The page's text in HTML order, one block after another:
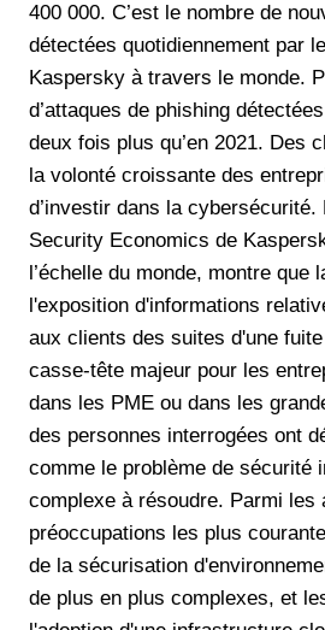
400 000. C’est le nombre de
détectées quotidiennement par
Kaspersky à travers le monde.
d’attaques de phishing
deux fois plus qu’en 2021. Des
la volonté croissante des
d’investir dans la cybersécurité.
Security Economics de
l’échelle du monde, montre que
l'exposition d'informations
aux clients des suites d'une
casse-tête majeur pour les
dans les PME ou dans les
des personnes interrogées ont
comme le problème de sécurité
complexe à résoudre. Parmi les
préoccupations les plus
de la sécurisation
de plus en plus complexes, et